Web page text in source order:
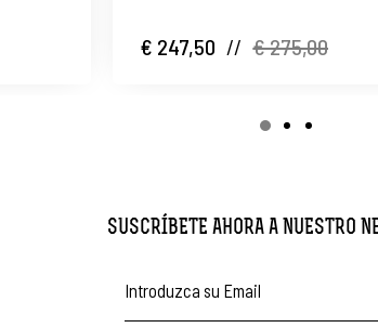
€ 247,50 // € 275,00
SUSCRÍBETE AHORA A NUESTRO